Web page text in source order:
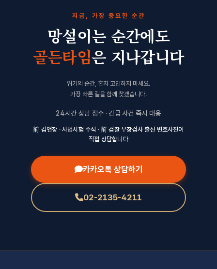
지금, 가장 중요한 순간
망설이는 순간에도
골든타임은 지나갑니다
위기의 순간, 혼자 고민하지 마세요.
가장 빠른 길을 함께 찾겠습니다.
24시간 상담 접수 · 긴급 사건 즉시 대응
前 김앤장 · 사법시험 수석 · 前 검찰 부장검사 출신 변호사진이
직접 상담합니다
카카오톡 상담하기
02-2135-4211